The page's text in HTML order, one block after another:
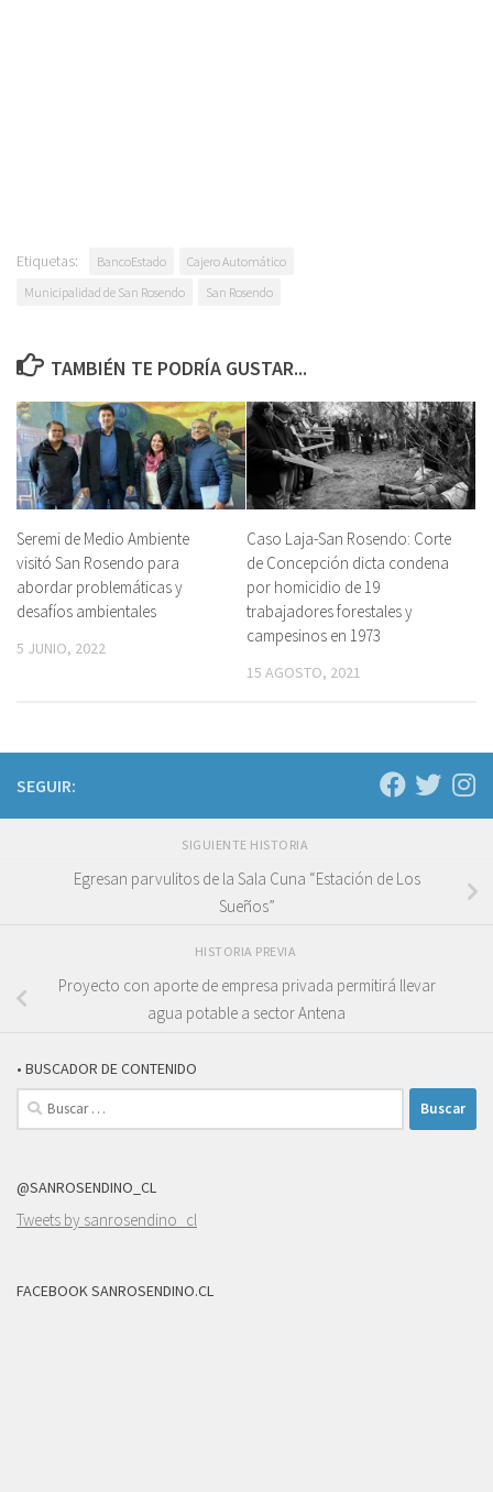
Etiquetas: BancoEstado
Cajero Automático
Municipalidad de San Rosendo
San Rosendo
TAMBIÉN TE PODRÍA GUSTAR...
Seremi de Medio Ambiente
visitó San Rosendo para
abordar problemáticas y
desafíos ambientales
5 JUNIO, 2022
Caso Laja-San Rosendo: Corte
de Concepción dicta condena
por homicidio de 19
trabajadores forestales y
campesinos en 1973
15 AGOSTO, 2021
SEGUIR:
SIGUIENTE HISTORIA
Egresan parvulitos de la Sala Cuna “Estación de Los
Sueños”
HISTORIA PREVIA
Proyecto con aporte de empresa privada permitirá llevar
agua potable a sector Antena
• BUSCADOR DE CONTENIDO
Buscar:
@SANROSENDINO_CL
Tweets by sanrosendino_cl
FACEBOOK SANROSENDINO.CL